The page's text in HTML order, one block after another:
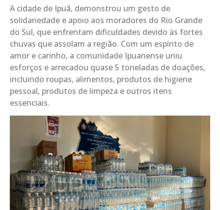
A cidade de Ipuã, demonstrou um gesto de
solidariedade e apoio aos moradores do Rio Grande
do Sul, que enfrentam dificuldades devido às fortes
chuvas que assolam a região. Com um espírito de
amor e carinho, a comunidade Ipuanense uniu
esforços e arrecadou quase 5 toneladas de doações,
incluindo roupas, alimentos, produtos de higiene
pessoal, produtos de limpeza e outros itens
essenciais.